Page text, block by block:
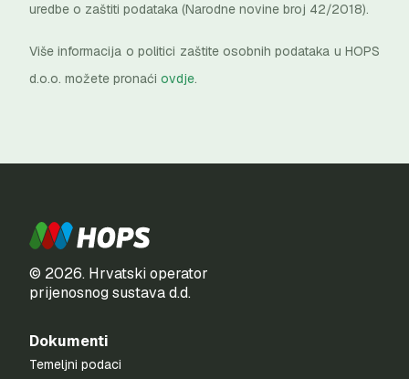
uredbe o zaštiti podataka (Narodne novine broj 42/2018).
Više informacija o politici zaštite osobnih podataka u HOPS
d.o.o. možete pronaći ovdje.
© 2026. Hrvatski operator
prijenosnog sustava d.d.
Dokumenti
Temeljni podaci